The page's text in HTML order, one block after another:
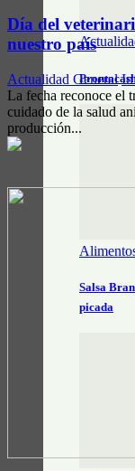
Salsa
picada
Día del
nuestro país
Actualidad General
La fecha reconoce el
cuidado de la salud
producción...